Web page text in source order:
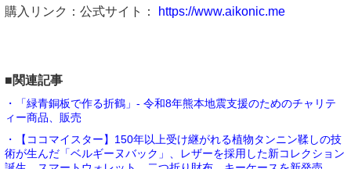
購入リンク：公式サイト：
https://www.aikonic.me
■関連記事
・「緑青銅板で作る折鶴」- 令和8年熊本地震支援のためのチャリテ
ィー商品、販売
・【ココマイスター】150年以上受け継がれる植物タンニン鞣しの技
術が生んだ「ベルギーヌバック」、レザーを採用した新コレクション